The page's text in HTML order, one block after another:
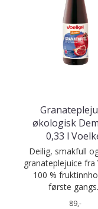
økologisk
0,33 l
Deilig, smakfull
granateplejuice fra
100 %
første
89,-